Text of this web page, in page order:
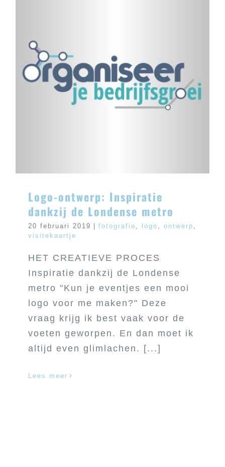
Logo-ontwerp: Inspiratie dankzij de
Londense metro
Logo-ontwerp: Inspiratie
dankzij de Londense metro
20 februari 2019 fotografie logo ontwerp
visitekaartje
HET CREATIEVE PROCES
Inspiratie dankzij de Londense
metro "Kun je eventjes een mooi
logo voor me maken?" Deze
vraag krijg ik best vaak voor de
voeten geworpen. En dan moet ik
altijd even glimlachen. [...]
Lees meer